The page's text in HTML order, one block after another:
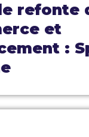
refonte
et
: